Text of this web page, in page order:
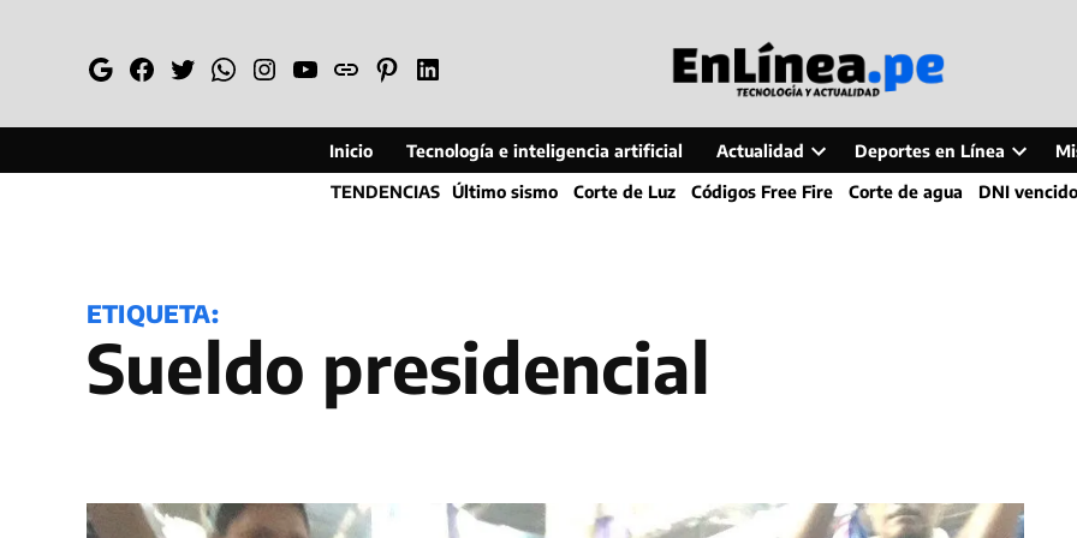
GoogleFacebook
TwitterWhatsapp
Instagram
YouTube
WebPinterestLinkedin
Inicio Tecnología e inteligencia artificial Actualidad
Open
dropdown
Deportes en Línea
Open
dropdown
TENDENCIAS Último sismo Corte de Luz Códigos Free Fire Corte de agua DNI vencido
ETIQUETA:
sueldo presidencial